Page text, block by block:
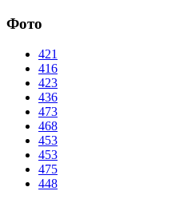
Фото
421
416
423
436
473
468
453
453
475
448